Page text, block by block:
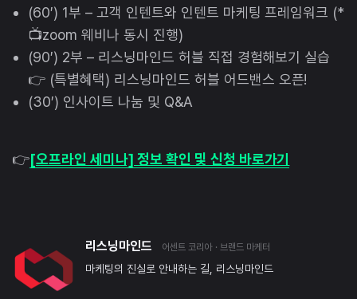
(60′) 1부 – 고객 인텐트와 인텐트 마케팅 프레임워크 (*
📺zoom 웨비나 동시 진행)
(90′) 2부 – 리스닝마인드 허블 직접 경험해보기 실습
👉 (특별혜택) 리스닝마인드 허블 어드밴스 오픈!
(30′) 인사이트 나눔 및 Q&A
👉[오프라인 세미나] 정보 확인 및 신청 바로가기
리스닝마인드 어센트 코리아 · 브랜드 마케터
마케팅의 진실로 안내하는 길, 리스닝마인드